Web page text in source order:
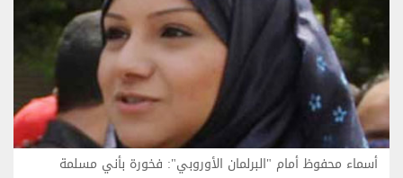
أسماء محفوظ أمام "البرلمان الأوروبي": فخورة بأني مسلمة